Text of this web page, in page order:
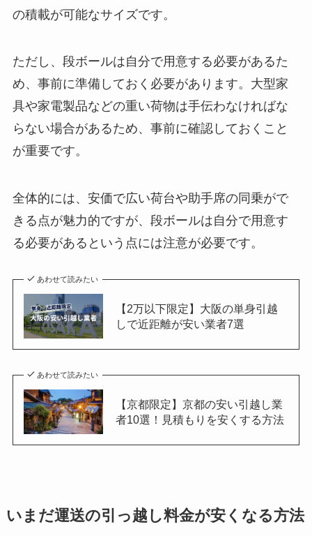
の積載が可能なサイズです。
ただし、段ボールは自分で用意する必要があるた
め、事前に準備しておく必要があります。大型家
具や家電製品などの重い荷物は手伝わなければな
らない場合があるため、事前に確認しておくこと
が重要です。
全体的には、安価で広い荷台や助手席の同乗がで
きる点が魅力的ですが、段ボールは自分で用意す
る必要があるという点には注意が必要です。
あわせて読みたい
【2万以下限定】大阪の単身引越
しで近距離が安い業者7選
あわせて読みたい
【京都限定】京都の安い引越し業
者10選！見積もりを安くする方法
いまだ運送の引っ越し料金が安くなる方法